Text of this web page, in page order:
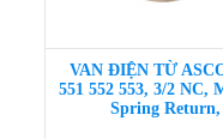
VAN ĐIỆN TỪ
551 552 553, 3/2 NC,
Spring Return,